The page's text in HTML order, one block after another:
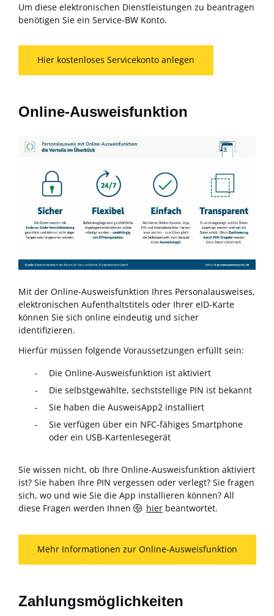
Um diese elektronischen Dienstleistungen zu beantragen
benötigen Sie ein Service-BW Konto.
Hier kostenloses Servicekonto anlegen
Online-Ausweisfunktion
Mit der Online-Ausweisfunktion Ihres Personalausweises,
elektronischen Aufenthaltstitels oder Ihrer eID-Karte
können Sie sich online eindeutig und sicher
identifizieren.
Hierfür müssen folgende Voraussetzungen erfüllt sein:
Die Online-Ausweisfunktion ist aktiviert
Die selbstgewählte, sechststellige PIN ist bekannt
Sie haben die AusweisApp2 installiert
Sie verfügen über ein NFC-fähiges Smartphone
oder ein USB-Kartenlesegerät
Sie wissen nicht, ob Ihre Online-Ausweisfunktion aktiviert
ist? Sie haben Ihre PIN vergessen oder verlegt? Sie fragen
sich, wo und wie Sie die App installieren können? All
diese Fragen werden Ihnen
hier beantwortet.
Mehr Informationen zur Online-Ausweisfunktion
Zahlungsmöglichkeiten